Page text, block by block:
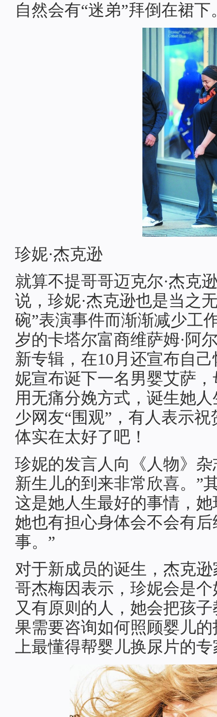
自然会有“迷弟”拜倒在裙下
珍妮·杰克逊
就算不提哥哥迈克尔·杰克
说，珍妮·杰克逊也是当之
碗”表演事件而渐渐减少工
岁的卡塔尔富商维萨姆·阿
新专辑，在10月还宣布自
妮宣布诞下一名男婴艾萨
用无痛分娩方式，诞生她
少网友“围观”，有人表示
体实在太好了吧！
珍妮的发言人向《人物》
新生儿的到来非常欣喜。”
这是她人生最好的事情，
她也有担心身体会不会有
事。”
对于新成员的诞生，杰克
哥杰梅因表示，珍妮会是
又有原则的人，她会把孩
果需要咨询如何照顾婴儿
上最懂得帮婴儿换尿片的专